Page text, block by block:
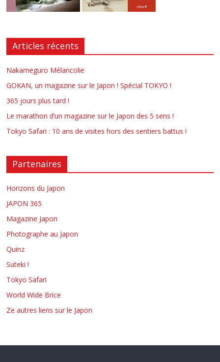
Articles récents
Nakameguro Mélancolie
GOKAN, un magazine sur le Japon ! Spécial TOKYO !
365 jours plus tard !
Le marathon d’un magazine sur le Japon des 5 sens !
Tokyo Safari : 10 ans de visites hors des sentiers battus !
Partenaires
Horizons du Japon
JAPON 365
Magazine Japon
Photographe au Japon
Quinz
Suteki !
Tokyo Safari
World Wide Brice
Ze autres liens sur le Japon